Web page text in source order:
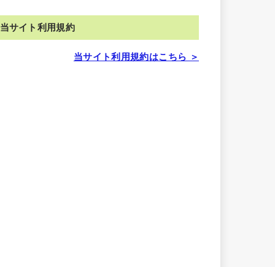
当サイト利用規約
当サイト利用規約はこちら ＞